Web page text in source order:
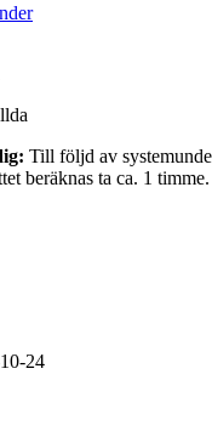
Till följd av
beräknas ta ca. 1 timme.
24